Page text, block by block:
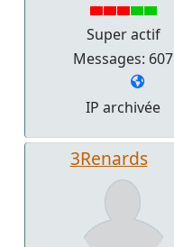
Super actif
Messages: 607
IP archivée
3Renards